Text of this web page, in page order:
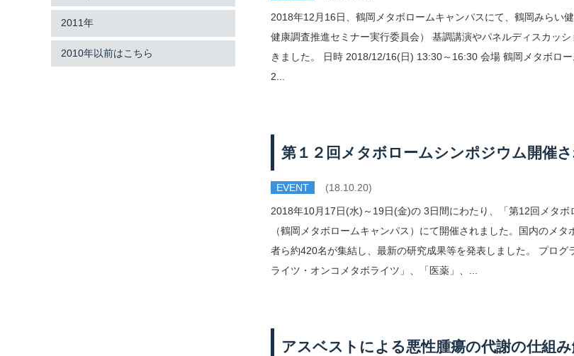
2018年12月16日、鶴岡メタボロームキャンパスにて、鶴岡みらい
健康調査推進セミナー実行委員会） 基調講演やパネルディスカッ
きました。 日時 2018/12/16(日) 13:30～16:30 会場 鶴岡メタボロ
2...
第１２回メタボロームシンポジウム開催
EVENT (18.10.20)
2018年10月17日(水)～19日(金)の 3日間にわたり、「第12回メタ
（鶴岡メタボロームキャンパス）にて開催されました。国内のメ
者ら約420名が集結し、最新の研究成果等を発表しました。 プロ
ライツ・オンコメタボライツ」、「医薬」、...
アスベストによる悪性腫瘍の代謝の仕組
2011年
2010年以前はこちら